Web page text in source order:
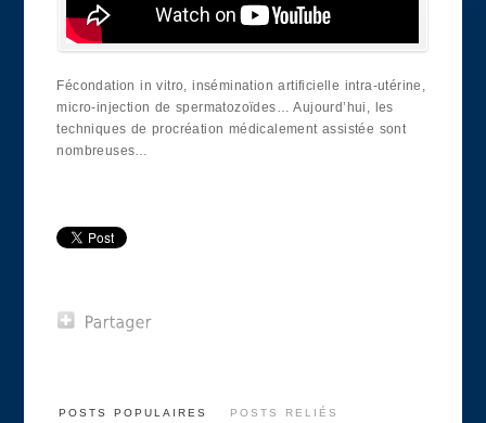
Fécondation in vitro, insémination artificielle intra-utérine,
micro-injection de spermatozoïdes… Aujourd’hui, les
techniques de procréation médicalement assistée sont
nombreuses…
POSTS POPULAIRES POSTS RELIÉS